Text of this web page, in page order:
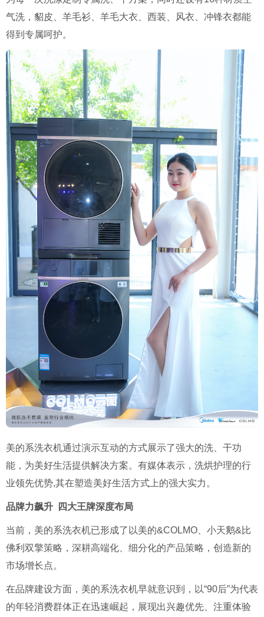
气洗，貂皮、羊毛衫、羊毛大衣、西装、风衣、冲锋衣都能
得到专属呵护。
美的系洗衣机通过演示互动的方式展示了强大的洗、干功
能，为美好生活提供解决方案。有媒体表示，洗烘护理的行
业领先优势,其在塑造美好生活方式上的强大实力。
品牌力飙升 四大王牌深度布局
当前，美的系洗衣机已形成了以美的&COLMO 、小天鹅&比
佛利双擎策略，深耕高端化、细分化的产品策略，创造新的
市场增长点。
在品牌建设方面，美的系洗衣机早就意识到，以“90后”为代表
的年轻消费群体正在迅速崛起，展现出兴趣优先、注重体验